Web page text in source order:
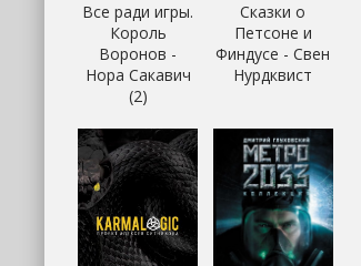
Все ради игры.
Король
Воронов -
Нора Сакавич
(2)
Сказки о
Петсоне и
Финдусе - Свен
Нурдквист